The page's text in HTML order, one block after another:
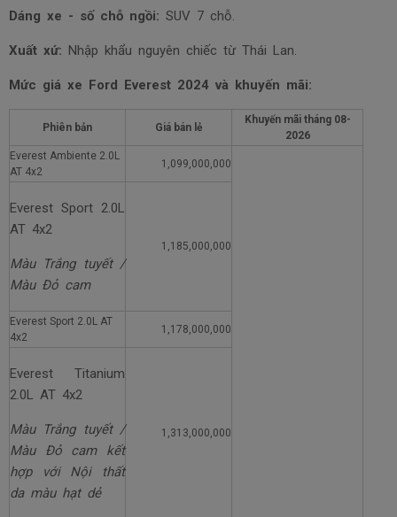
Dáng xe - số chỗ ngồi: SUV 7 chỗ.
Xuất xứ: Nhập khẩu nguyên chiếc từ Thái Lan.
Mức giá xe Ford Everest 2024 và khuyến mãi:
Phiên bản Giá bán lẻ
Khuyến mãi tháng 08-
2026
Everest Ambiente 2.0L
AT 4x2
1,099,000,000
Everest Sport 2.0L
AT 4x2
Màu Trắng tuyết /
Màu Đỏ cam
1,185,000,000
Everest Sport 2.0L AT
4x2
1,178,000,000
Everest Titanium
2.0L AT 4x2
Màu Trắng tuyết /
Màu Đỏ cam kết
hợp với Nội thất
da màu hạt dẻ
1,313,000,000